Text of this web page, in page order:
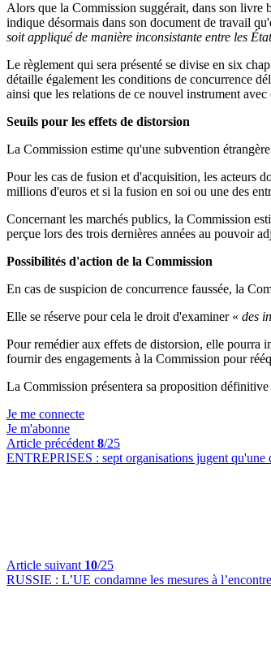
Alors que la Commission suggérait, dans son
indique désormais dans son document de travail
soit appliqué de manière inconsistante entre les
Le règlement qui sera présenté se divise en six
détaille également les conditions de concurrence
ainsi que les relations de ce nouvel instrument avec
Seuils pour les effets de distorsion
La Commission estime qu'une subvention
Pour les cas de fusion et d'acquisition, les acteurs
millions d'euros et si la fusion en soi ou une des
Concernant les marchés publics, la Commission
perçue lors des trois dernières années au pouvoir
Possibilités d'action de la Commission
En cas de suspicion de concurrence faussée, la
Elle se réserve pour cela le droit d'examiner « des
Pour remédier aux effets de distorsion, elle pourra
fournir des engagements à la Commission pour
La Commission présentera sa proposition
Je me connecte
Je m'abonne
Article précédent 8/25
ENTREPRISES : sept organisations jugent qu'une
Article suivant 10/25
RUSSIE : L’UE condamne les mesures à